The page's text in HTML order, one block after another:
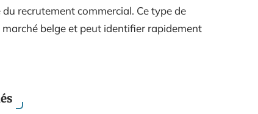
recrutement commercial. Ce type de
belge et peut identifier rapidement